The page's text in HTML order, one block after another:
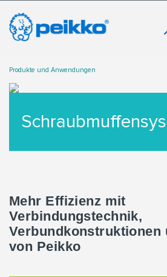
Produkte und Anwendungen
Mehr Effizienz mit
Verbindungstechnik,
Verbundkonstruktionen
von Peikko